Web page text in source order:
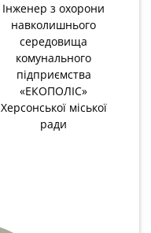
Інженер з охорони
навколишнього
середовища
комунального
підприємства
«ЕКОПОЛІС»
Херсонської міської
ради